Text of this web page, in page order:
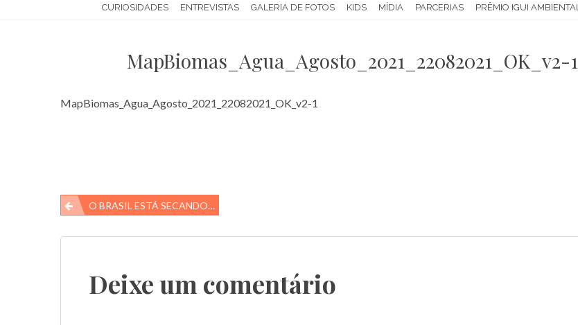
CURIOSIDADES ENTREVISTAS GALERIA DE FOTOS KIDS MÍDIA PARCERIAS PRÊMIO IGUI AMBIENTAL
MapBiomas_Agua_Agosto_2021_22082021_OK_v2-1
MapBiomas_Agua_Agosto_2021_22082021_OK_v2-1
Navegação
de
O BRASIL ESTÁ SECANDO…
Deixe um comentário